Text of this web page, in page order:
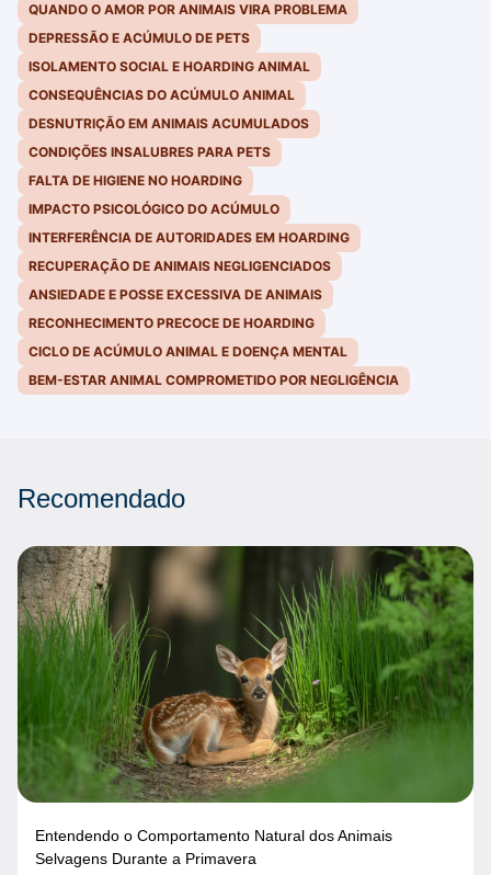
QUANDO O AMOR POR ANIMAIS VIRA PROBLEMA
DEPRESSÃO E ACÚMULO DE PETS
ISOLAMENTO SOCIAL E HOARDING ANIMAL
CONSEQUÊNCIAS DO ACÚMULO ANIMAL
DESNUTRIÇÃO EM ANIMAIS ACUMULADOS
CONDIÇÕES INSALUBRES PARA PETS
FALTA DE HIGIENE NO HOARDING
IMPACTO PSICOLÓGICO DO ACÚMULO
INTERFERÊNCIA DE AUTORIDADES EM HOARDING
RECUPERAÇÃO DE ANIMAIS NEGLIGENCIADOS
ANSIEDADE E POSSE EXCESSIVA DE ANIMAIS
RECONHECIMENTO PRECOCE DE HOARDING
CICLO DE ACÚMULO ANIMAL E DOENÇA MENTAL
BEM-ESTAR ANIMAL COMPROMETIDO POR NEGLIGÊNCIA
Recomendado
Entendendo o Comportamento Natural dos Animais
Selvagens Durante a Primavera